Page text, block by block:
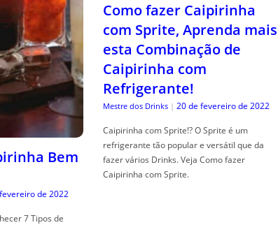
Bem
de 2022
7 Tipos de
Como fazer Caipirinha
com Sprite, Aprenda mais
esta Combinação de
Caipirinha com
Refrigerante!
Mestre dos Drinks | 20 de fevereiro de 2022
Caipirinha com Sprite!? O Sprite é um
refrigerante tão popular e versátil que da
fazer vários Drinks. Veja Como fazer
Caipirinha com Sprite.